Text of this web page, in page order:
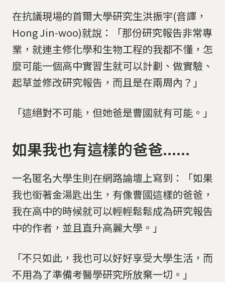
在抗議現場的首爾大學研究生洪振宇(音譯，
Hong Jin-woo)就說：「那份研究報告非常專
業，就連主修化學和生物工程的我都不懂，怎
麼可能一個高中實習生就可以計劃、做實驗、
起草並修改研究報告，而且是在兩周內？」
「這絕對不可能，但她爸是曹國就有可能。」
如果我也有這樣的爸爸......
一名匿名大學生則在網路論壇上寫到：「如果
我也銜著金湯匙出生，有像曹國這樣的爸爸，
我在高中的時候就可以輕輕鬆鬆成為研究報告
中的作者，並且直升高麗大學。」
「不只如此，我也可以好好享受大學生活，而
不用為了準備考醫學研究所放棄一切。」